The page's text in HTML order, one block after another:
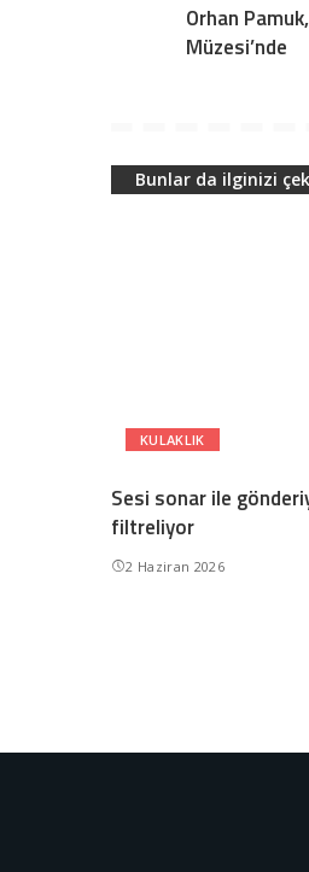
Orhan
Müzesi’nde
Bunlar da ilginizi
KULAKLIK
Sesi sonar ile
filtreliyor
2 Haziran 2026